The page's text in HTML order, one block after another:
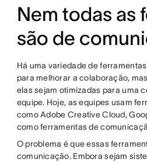
Nem todas as
são de
Há uma variedade de
para melhorar a colaboração,
elas sejam otimizadas para uma
equipe. Hoje, as equipes usam
como Adobe Creative Cloud,
como ferramentas de
O problema é que essas
comunicação. Embora sejam